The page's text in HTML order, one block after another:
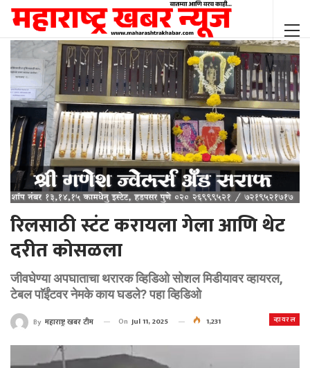
रिलसाठी स्टंट करायला गेला आणि थेट
दरीत कोसळला
जीवघेण्या अपघाताचा थरारक व्हिडिओ सोशल मिडीयावर व्हायरल,
टेबल पाॅईंटवर नेमके काय घडले? पहा व्हिडिओ
व्हायरल
By महाराष्ट्र खबर टीम On Jul 11, 2025 1,231